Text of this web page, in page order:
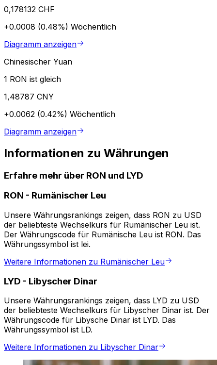
0,178132 CHF
+0.0008 (0.48%) Wöchentlich
Diagramm anzeigen
Chinesischer Yuan
1 RON ist gleich
1,48787 CNY
+0.0062 (0.42%) Wöchentlich
Diagramm anzeigen
Informationen zu Währungen
Erfahre mehr über RON und LYD
RON - Rumänischer Leu
Unsere Währungsrankings zeigen, dass RON zu USD
der beliebteste Wechselkurs für Rumänischer Leu ist.
Der Währungscode für Rumänische Leu ist RON. Das
Währungssymbol ist lei.
Weitere Informationen zu Rumänischer Leu
LYD - Libyscher Dinar
Unsere Währungsrankings zeigen, dass LYD zu USD
der beliebteste Wechselkurs für Libyscher Dinar ist. Der
Währungscode für Libysche Dinar ist LYD. Das
Währungssymbol ist LD.
Weitere Informationen zu Libyscher Dinar